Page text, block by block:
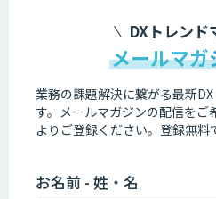
DXトレンド
メールマガ
業務の課題解決に繋がる最新
す。 メールマガジンの配信を
よりご登録ください。登録無料
お名前 - 姓・名